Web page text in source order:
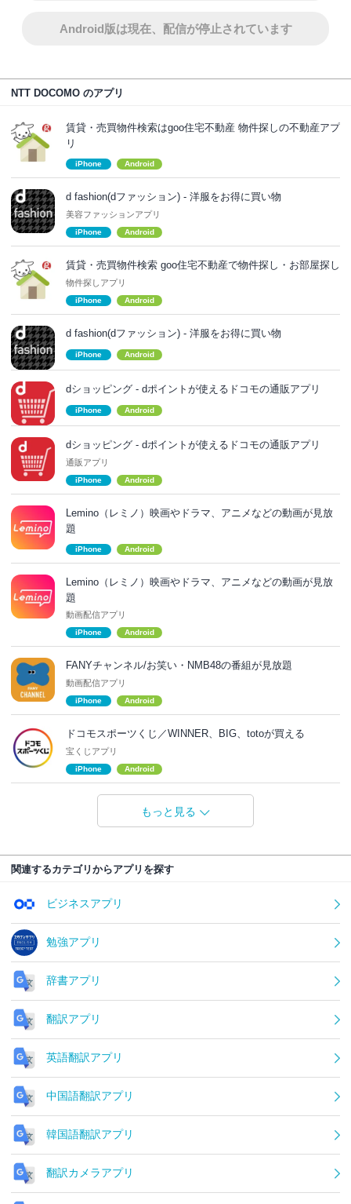
Android版は現在、配信が停止されています
NTT DOCOMO のアプリ
賃貸・売買物件検索はgoo住宅不動産 物件探しの不動産アプ
リ
iPhone Android
d fashion(dファッション) - 洋服をお得に買い物
美容ファッションアプリ
iPhone Android
賃貸・売買物件検索 goo住宅不動産で物件探し・お部屋探し
物件探しアプリ
iPhone Android
d fashion(dファッション) - 洋服をお得に買い物
iPhone Android
dショッピング - dポイントが使えるドコモの通販アプリ
iPhone Android
dショッピング - dポイントが使えるドコモの通販アプリ
通販アプリ
iPhone Android
Lemino（レミノ）映画やドラマ、アニメなどの動画が見放
題
iPhone Android
Lemino（レミノ）映画やドラマ、アニメなどの動画が見放
題
動画配信アプリ
iPhone Android
FANYチャンネル/お笑い・NMB48の番組が見放題
動画配信アプリ
iPhone Android
ドコモスポーツくじ／WINNER、BIG、totoが買える
宝くじアプリ
iPhone Android
もっと見る
関連するカテゴリからアプリを探す
ビジネスアプリ
勉強アプリ
辞書アプリ
翻訳アプリ
英語翻訳アプリ
中国語翻訳アプリ
韓国語翻訳アプリ
翻訳カメラアプリ